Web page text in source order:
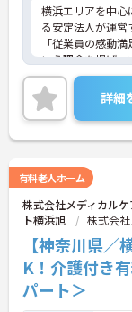
横浜エリアを中
る安定法人が運営
「従業員の感動
いう理念を掲げ、
えた環境整備に力
「眠りスキャン」
の最新ICT機器を
ッフの身体的負担
に、有資格者の方
ネジメントやリー
ログラムも充実し
シフトで働きなが
的なキャリアアッ
場環境です。
★おすすめ
【ICT機器の積極
ら働けます】
詳細
有料老人ホーム
株式会社メディカル
ト横浜旭
株式会
【神奈川県
K！介護付き
パート＞